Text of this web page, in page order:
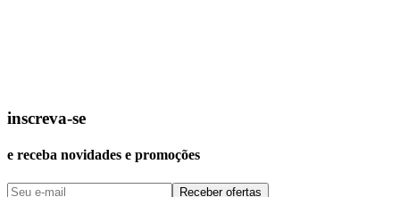
inscreva-se
e receba novidades e promoções
Receber ofertas